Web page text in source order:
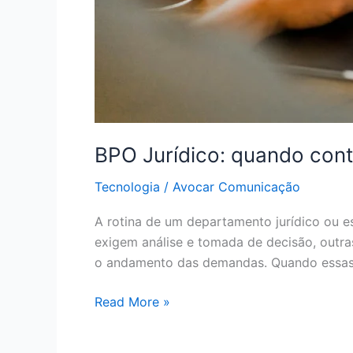
BPO Jurídico: quando
Tecnologia / Avocar Comunicação
A rotina de um departamento jurídico ou
exigem análise e tomada de decisão,
o andamento das demandas. Quando
Read More »